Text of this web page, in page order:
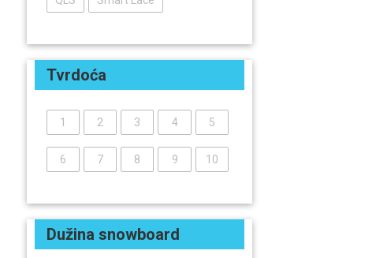
Tvrdoća
1 2 3 4 5
6 7 8 9 10
Dužina snowboard